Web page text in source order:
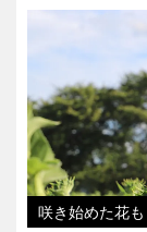
咲き始めた花も